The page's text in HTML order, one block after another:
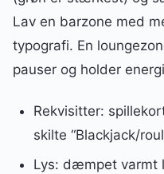
Lav en barzone med
typografi. En
pauser og holder
Rekvisitter:
skilte “Blackjack/
Lys: dæmpet varmt